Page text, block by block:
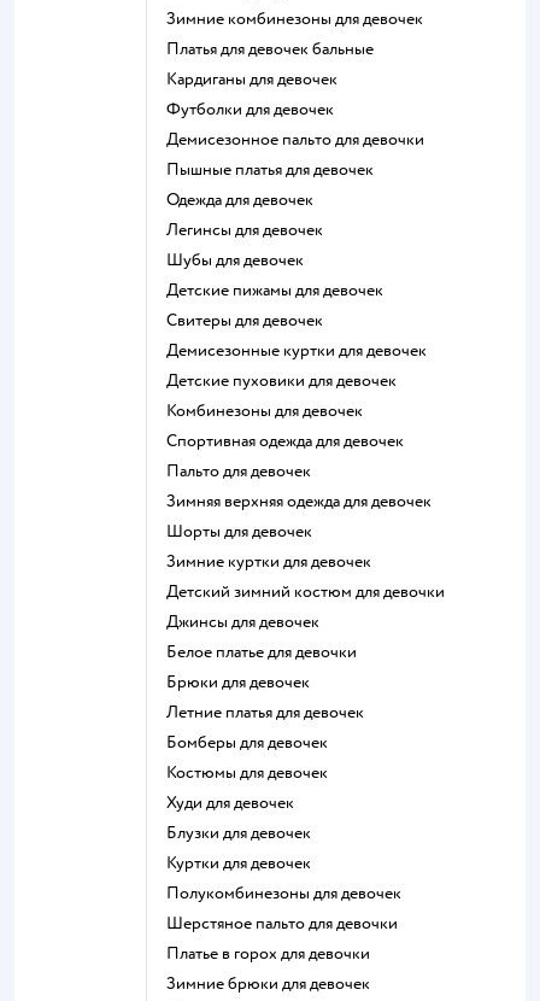
Зимние комбинезоны для девочек
Платья для девочек бальные
Кардиганы для девочек
Футболки для девочек
Демисезонное пальто для девочки
Пышные платья для девочек
Одежда для девочек
Легинсы для девочек
Шубы для девочек
Детские пижамы для девочек
Свитеры для девочек
Демисезонные куртки для девочек
Детские пуховики для девочек
Комбинезоны для девочек
Спортивная одежда для девочек
Пальто для девочек
Зимняя верхняя одежда для девочек
Шорты для девочек
Зимние куртки для девочек
Детский зимний костюм для девочки
Джинсы для девочек
Белое платье для девочки
Брюки для девочек
Летние платья для девочек
Бомберы для девочек
Костюмы для девочек
Худи для девочек
Блузки для девочек
Куртки для девочек
Полукомбинезоны для девочек
Шерстяное пальто для девочки
Платье в горох для девочки
Зимние брюки для девочек